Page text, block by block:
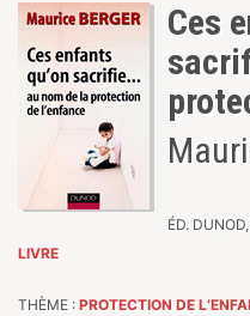
Ces
ÉD.
LIVRE
THÈME : PROTECTION DE